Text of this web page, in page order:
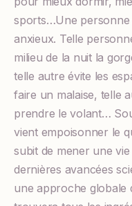
sports…Une personne
anxieux. Telle
milieu de la nuit la
telle autre évite les
faire un malaise, telle
prendre le volant…
vient empoisonner le
subit de mener une
dernières avancées
une approche globale